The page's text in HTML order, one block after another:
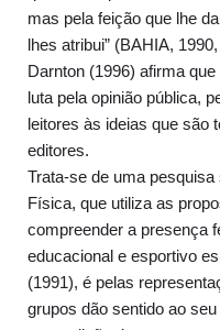
mas pela feição que lhe
lhes atribui” (BAHIA,
Darnton (1996) afirma
luta pela opinião pública,
leitores às ideias que são
editores.
Trata-se de uma
Física, que utiliza as
compreender a presença
educacional e esportivo
(1991), é pelas
grupos dão sentido ao